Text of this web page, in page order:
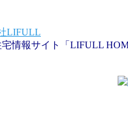
情報サイト「LIFULL